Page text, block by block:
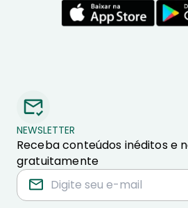
NEWSLETTER
Receba conteúdos inéditos e
gratuitamente